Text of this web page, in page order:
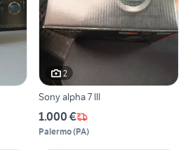
2
Sony alpha 7 III
1.000 €
Palermo(PA)